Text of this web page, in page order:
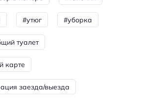
центра: ксерокопирование
#утюг #уборка
туалет
карте
заезда/выезда